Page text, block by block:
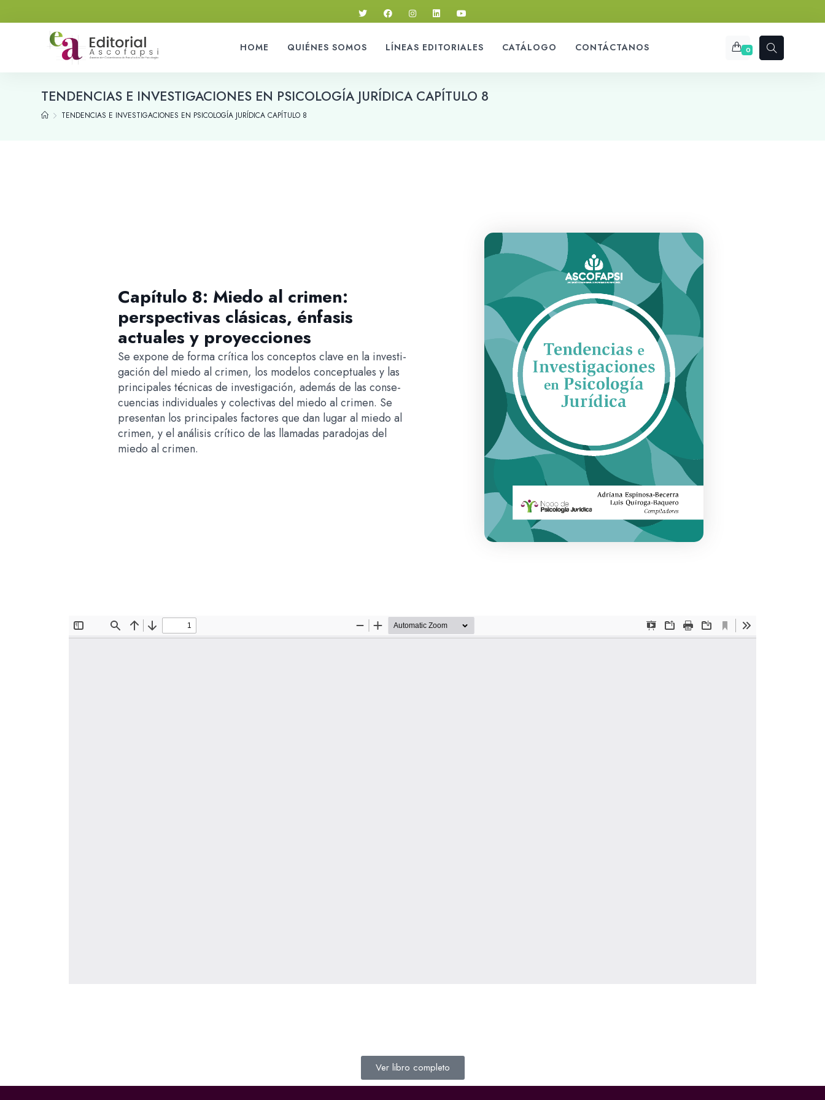
HOME QUIÉNES SOMOS LÍNEAS EDITORIALES CATÁLOGO CONTÁCTANOS 0
TENDENCIAS E INVESTIGACIONES EN PSICOLOGÍA JURÍDICA CAPÍTULO 8
TENDENCIAS E INVESTIGACIONES EN PSICOLOGÍA JURÍDICA CAPÍTULO 8
Capítulo 8: Miedo al crimen:
perspectivas clásicas, énfasis
actuales y proyecciones
Se expone de forma crítica los conceptos clave en la investi-
gación del miedo al crimen, los modelos conceptuales y las
principales técnicas de investigación, además de las conse-
cuencias individuales y colectivas del miedo al crimen. Se
presentan los principales factores que dan lugar al miedo al
crimen, y el análisis crítico de las llamadas paradojas del
miedo al crimen.
Ver libro completo